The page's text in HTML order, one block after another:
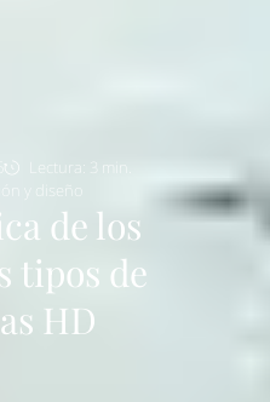
Lectura: 3 min.
y diseño
de los
tipos de
HD